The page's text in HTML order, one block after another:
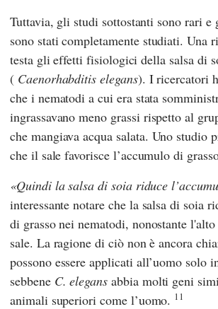
Tuttavia, gli studi sottostanti sono rari
sono stati completamente studiati. Una
testa gli effetti fisiologici della salsa di
( Caenorhabditis elegans). I ricercatori
che i nematodi a cui era stata
ingrassavano meno grassi rispetto al
che mangiava acqua salata. Uno studio
che il sale favorisce l’accumulo di
Quindi la salsa di soia riduce
interessante notare che la salsa di soia
di grasso nei nematodi, nonostante
sale. La ragione di ciò non è ancora
possono essere applicati all’uomo solo
sebbene C. elegans abbia molti geni
animali superiori come l’uomo. 11